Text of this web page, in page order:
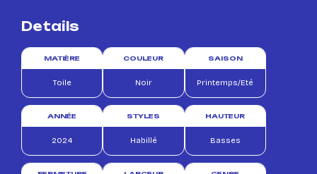
Details
MATIÈRE
Toile
COULEUR
Noir
SAISON
Printemps/Eté
ANNÉE
2024
STYLES
Habillé
HAUTEUR
Basses